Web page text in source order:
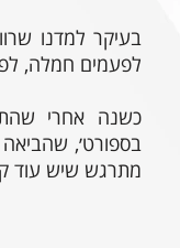
בעיקר למדנו
לפעמים חמלה,
כשנה אחרי
בספורט׳,
מתרגש שיש עוד